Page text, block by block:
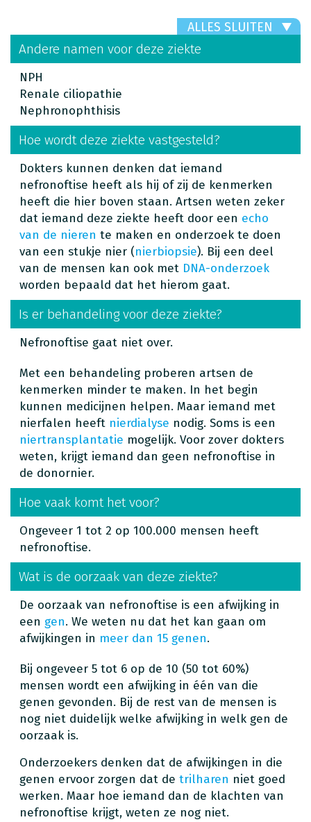
ALLES SLUITEN
Andere namen voor deze ziekte
NPH
Renale ciliopathie
Nephronophthisis
Hoe wordt deze ziekte vastgesteld?
Dokters kunnen denken dat iemand
nefronoftise heeft als hij of zij de kenmerken
heeft die hier boven staan. Artsen weten zeker
dat iemand deze ziekte heeft door een echo
van de nieren te maken en onderzoek te doen
van een stukje nier (nierbiopsie). Bij een deel
van de mensen kan ook met DNA-onderzoek
worden bepaald dat het hierom gaat.
Is er behandeling voor deze ziekte?
Nefronoftise gaat niet over.
Met een behandeling proberen artsen de
kenmerken minder te maken. In het begin
kunnen medicijnen helpen. Maar iemand met
nierfalen heeft nierdialyse nodig. Soms is een
niertransplantatie mogelijk. Voor zover dokters
weten, krijgt iemand dan geen nefronoftise in
de donornier.
Hoe vaak komt het voor?
Ongeveer 1 tot 2 op 100.000 mensen heeft
nefronoftise.
Wat is de oorzaak van deze ziekte?
De oorzaak van nefronoftise is een afwijking in
een gen. We weten nu dat het kan gaan om
afwijkingen in meer dan 15 genen.
Bij ongeveer 5 tot 6 op de 10 (50 tot 60%)
mensen wordt een afwijking in één van die
genen gevonden. Bij de rest van de mensen is
nog niet duidelijk welke afwijking in welk gen de
oorzaak is.
Onderzoekers denken dat de afwijkingen in die
genen ervoor zorgen dat de trilharen niet goed
werken. Maar hoe iemand dan de klachten van
nefronoftise krijgt, weten ze nog niet.